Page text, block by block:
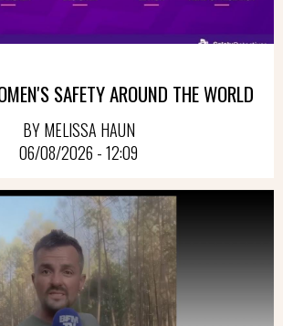
SAFETY AROUND THE WORLD
BY MELISSA HAUN
06/08/2026 - 12:09